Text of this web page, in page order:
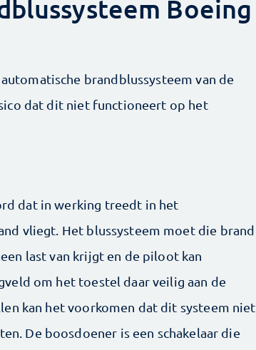
Boeing
brandblussysteem van de
dat dit niet functioneert op het
dat in werking treedt in het
vliegt. Het blussysteem moet die brand
last van krijgt en de piloot kan
om het toestel daar veilig aan de
kan het voorkomen dat dit systeem niet
De boosdoener is een schakelaar die